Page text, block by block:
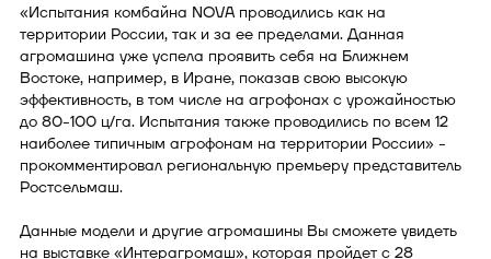
«Испытания комбайна NOVA проводились как на
территории России, так и за ее пределами. Данная
агромашина уже успела проявить себя на Ближнем
Востоке, например, в Иране, показав свою высокую
эффективность, в том числе на агрофонах с урожайностью
до 80-100 ц/га. Испытания также проводились по всем 12
наиболее типичным агрофонам на территории России» -
прокомментировал региональную премьеру представитель
Ростсельмаш.
Данные модели и другие агромашины Вы сможете увидеть
на выставке «Интерагромаш», которая пройдет с 28